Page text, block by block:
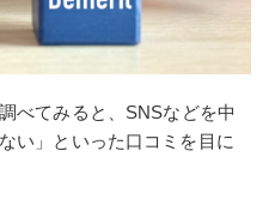
べてみると、SNSなどを中
い」といった口コミを目に